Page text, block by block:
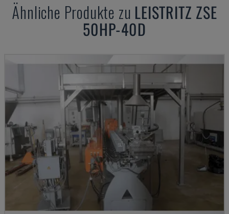
Ähnliche Produkte zu LEISTRITZ ZSE
50HP-40D